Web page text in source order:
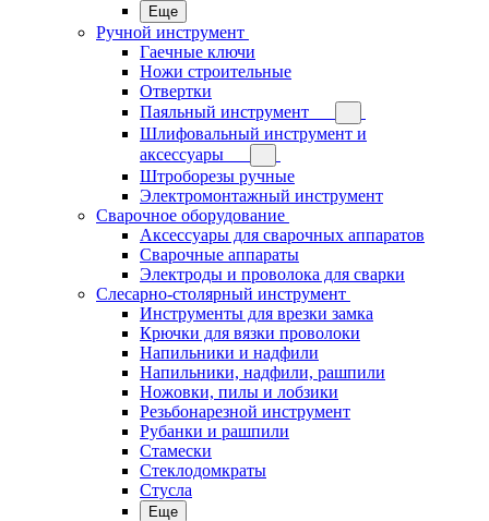
Еще
Ручной инструмент
Гаечные ключи
Ножи строительные
Отвертки
Паяльный инструмент
Шлифовальный инструмент и
аксессуары
Штроборезы ручные
Электромонтажный инструмент
Сварочное оборудование
Аксессуары для сварочных аппаратов
Сварочные аппараты
Электроды и проволока для сварки
Слесарно-столярный инструмент
Инструменты для врезки замка
Крючки для вязки проволоки
Напильники и надфили
Напильники, надфили, рашпили
Ножовки, пилы и лобзики
Резьбонарезной инструмент
Рубанки и рашпили
Стамески
Стеклодомкраты
Стусла
Еще